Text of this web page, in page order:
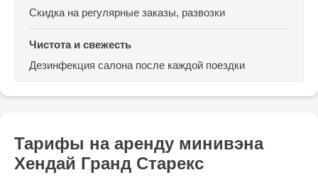
Скидка на регулярные заказы, развозки
Чистота и свежесть
Дезинфекция салона после каждой поездки
Тарифы на аренду минивэна
Хендай Гранд Старекc